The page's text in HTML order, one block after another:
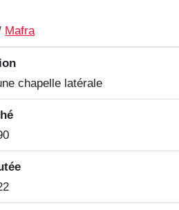
Mafra
chapelle latérale